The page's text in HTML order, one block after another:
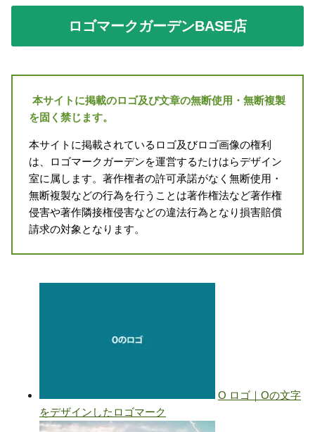
ロゴマークガーデンBASE店
本サイトに掲載のロゴ及び文章の無断使用・無断複製
を固く禁じます。
本サイトに掲載されているロゴ及びロゴ画像の権利
は、ロゴマークガーデンを運営するたけはらデザイン
室に属します。著作権者の許可承諾がなく無断使用・
無断複製などの行為を行うことは著作権法など著作権
侵害や著作隣接権侵害などの違法行為となり損害賠償
請求の対象となります。